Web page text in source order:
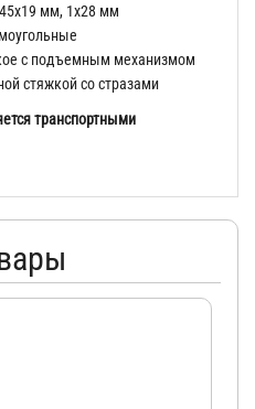
мм, 1х28 мм
с подъемным механизмом
стяжкой со стразами
транспортными